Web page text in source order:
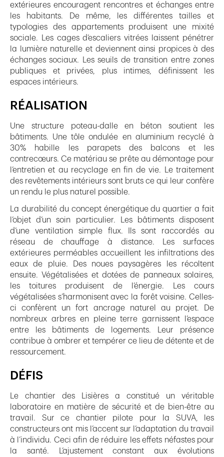
extérieures encouragent rencontres et échanges entre
les habitants. De même, les différentes tailles et
typologies des appartements produisent une mixité
sociale. Les cages d’escaliers vitrées laissent pénétrer
la lumière naturelle et deviennent ainsi propices à des
échanges sociaux. Les seuils de transition entre zones
publiques et privées, plus intimes, définissent les
espaces intérieurs.
RÉALISATION
Une structure poteau-dalle en béton soutient les
bâtiments. Une tôle ondulée en aluminium recyclé à
30% habille les parapets des balcons et les
contrecœurs. Ce matériau se prête au démontage pour
l’entretien et au recyclage en fin de vie. Le traitement
des revêtements intérieurs sont bruts ce qui leur confère
un rendu le plus naturel possible.
La durabilité du concept énergétique du quartier a fait
l’objet d’un soin particulier. Les bâtiments disposent
d’une ventilation simple flux. Ils sont raccordés au
réseau de chauffage à distance. Les surfaces
extérieures perméables accueillent les infiltrations des
eaux de pluie. Des noues paysagères les récoltent
ensuite. Végétalisées et dotées de panneaux solaires,
les toitures produisent de l’énergie. Les cours
végétalisées s’harmonisent avec la forêt voisine. Celles-
ci confèrent un fort ancrage naturel au projet. De
nombreux arbres en pleine terre garnissent l’espace
entre les bâtiments de logements. Leur présence
contribue à ombrer et tempérer ce lieu de détente et de
ressourcement.
DÉFIS
Le chantier des Lisières a constitué un véritable
laboratoire en matière de sécurité et de bien-être au
travail. Sur ce chantier pilote pour la SUVA, les
constructeurs ont mis l’accent sur l’adaptation du travail
à l’individu. Ceci afin de réduire les effets néfastes pour
la santé. L’ajustement constant aux évolutions